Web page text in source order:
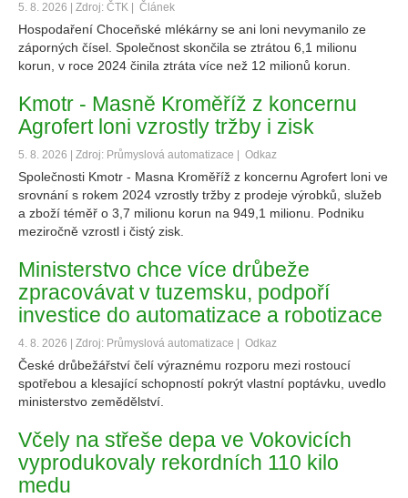
5. 8. 2026 | Zdroj: ČTK | Článek
Hospodaření Choceňské mlékárny se ani loni nevymanilo ze
záporných čísel. Společnost skončila se ztrátou 6,1 milionu
korun, v roce 2024 činila ztráta více než 12 milionů korun.
Kmotr - Masně Kroměříž z koncernu
Agrofert loni vzrostly tržby i zisk
5. 8. 2026 | Zdroj: Průmyslová automatizace | Odkaz
Společnosti Kmotr - Masna Kroměříž z koncernu Agrofert loni ve
srovnání s rokem 2024 vzrostly tržby z prodeje výrobků, služeb
a zboží téměř o 3,7 milionu korun na 949,1 milionu. Podniku
meziročně vzrostl i čistý zisk.
Ministerstvo chce více drůbeže
zpracovávat v tuzemsku, podpoří
investice do automatizace a robotizace
4. 8. 2026 | Zdroj: Průmyslová automatizace | Odkaz
České drůbežářství čelí výraznému rozporu mezi rostoucí
spotřebou a klesající schopností pokrýt vlastní poptávku, uvedlo
ministerstvo zemědělství.
Včely na střeše depa ve Vokovicích
vyprodukovaly rekordních 110 kilo
medu